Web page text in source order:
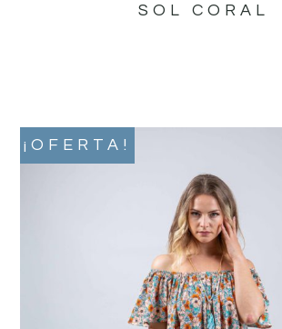
SOL CORAL
¡OFERTA!